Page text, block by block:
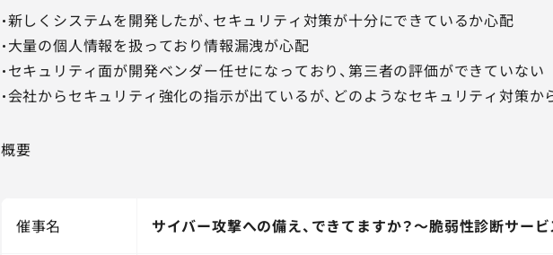
・新しくシステムを開発したが、セキュリティ対策が十分にできているか心配
・大量の個人情報を扱っており情報漏洩が心配
・セキュリティ面が開発ベンダー任せになっており、第三者の評価ができていない
・会社からセキュリティ強化の指示が出ているが、どのようなセキュリティ対策
概要
催事名 サイバー攻撃への備え、できてますか？～脆弱性診断サー